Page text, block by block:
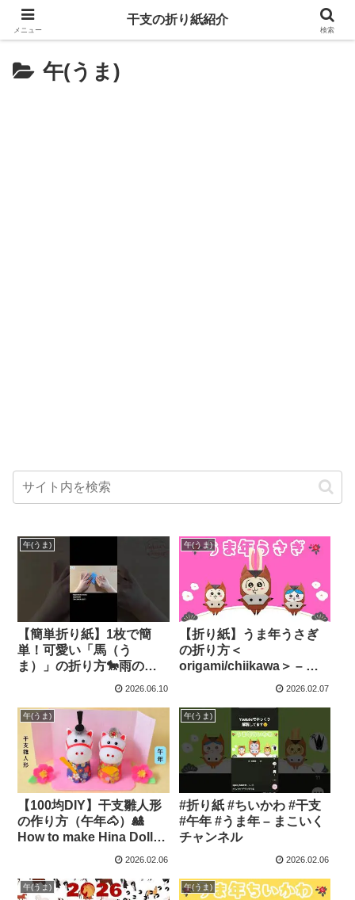
午(うま)
午(うま)
【簡単折り紙】1枚で簡
単！可愛い「馬（う
ま）」の折り方🐎雨の日
のおうち遊びや暇つぶし
to make a Paper Horse |
Origami | 摺紙 馬 종이접
기 – Origami hana’s
channel
2026.06.10
午(うま)
【折り紙】うま年うさぎ
の折り方＜
origami/chiikawa＞ – ま
こいくチャンネル
2026.02.07
午(うま)
【100均DIY】干支雛人形
の作り方（午年🐴）🎎
How to make Hina Dolls
2026.02.06
午(うま)
#折り紙 #ちいかわ #干支
#午年 #うま年 – まこいく
チャンネル
2026.02.06
午(うま) 午(うま)
メニュー
干支の折り紙紹介
検索